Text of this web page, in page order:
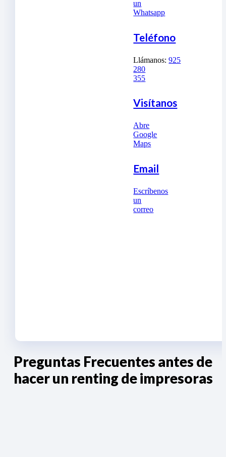
un
Whatsapp
Teléfono
Llámanos:925
280
355
Visítanos
Abre
Google
Maps
Email
Escríbenos
un
correo
Preguntas Frecuentes antes de
hacer un renting de impresoras